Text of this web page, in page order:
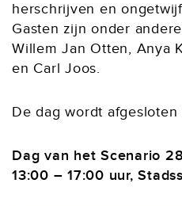
herschrijven en
Gasten zijn onder
Willem Jan Otten, Anya
en Carl Joos.
De dag wordt
Dag van het Scenario
13:00 – 17:00 uur,